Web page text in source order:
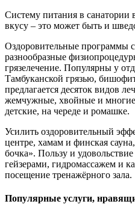
Систему питания в
вкусу – это может быть и
Оздоровительные программы
разнообразные
грязелечение. Популярны у
Тамбуканской грязью,
предлагается десяток видов
жемчужные, хвойные и
детские, на череде и ромашке.
Усилить оздоровительный
центре, хамам и финская
бочка». Пользу и
гейзерами, гидромассажем и
посещение тренажёрного зала.
Популярные услуги,